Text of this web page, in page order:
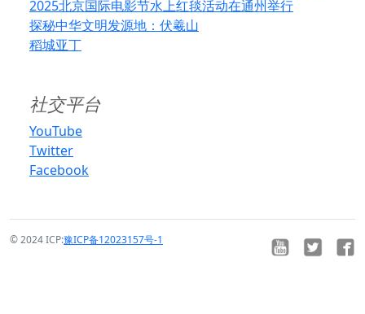
2025北京国际电影节水上红毯活动在通州举行
探秘中华文明发源地：伏羲山
稻城亚丁
社交平台
YouTube
Twitter
Facebook
© 2024 ICP:豫ICP备12023157号-1